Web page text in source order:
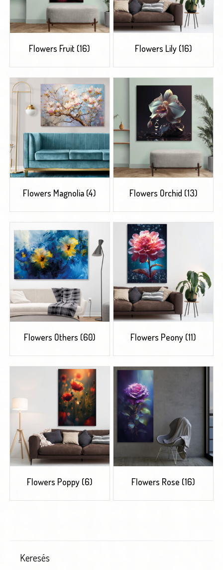
Flowers Fruit (16) Flowers Lily (16)
Flowers Magnolia (4) Flowers Orchid (13)
Flowers Others (60) Flowers Peony (11)
Flowers Poppy (6) Flowers Rose (16)
Keresés